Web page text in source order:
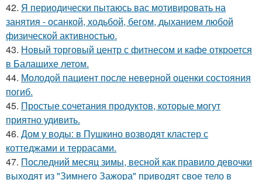
42. Я периодически пытаюсь вас мотивировать на
занятия - осанкой, ходьбой, бегом, дыханием любой
физической активностью.
43. Новый торговый центр с фитнесом и кафе откроется
в Балашихе летом.
44. Молодой пациент после неверной оценки состояния
погиб.
45. Простые сочетания продуктов, которые могут
приятно удивить.
46. Дом у воды: в Пушкино возводят кластер с
коттеджами и террасами.
47. Последний месяц зимы, весной как правило девочки
выходят из "Зимнего Зажора" приводят свое тело в